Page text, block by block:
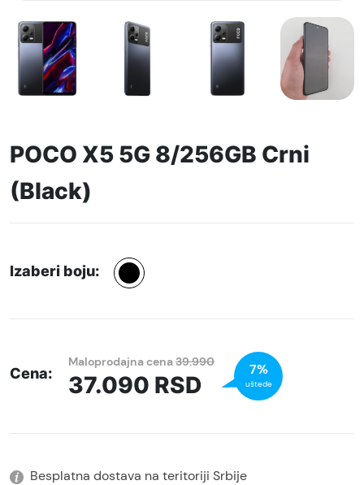
POCO X5 5G 8/256GB Crni
(Black)
Izaberi boju:
Cena:
Maloprodajna cena39.990
37.090 RSD
7%
uštede
Besplatna dostava na teritoriji Srbije